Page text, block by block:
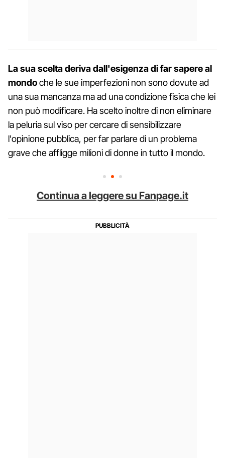
La sua scelta deriva dall'esigenza di far sapere al
mondoche le sue imperfezioni non sono dovute ad
una sua mancanza ma ad una condizione fisica che lei
non può modificare. Ha scelto inoltre di non eliminare
la peluria sul viso per cercare di sensibilizzare
l'opinione pubblica, per far parlare di un problema
grave che affligge milioni di donne in tutto il mondo.
Continua a leggere su Fanpage.it